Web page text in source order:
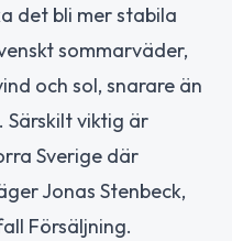
det bli mer stabila
sommarväder,
och sol, snarare än
viktig är
Sverige där
Jonas Stenbeck,
Försäljning.